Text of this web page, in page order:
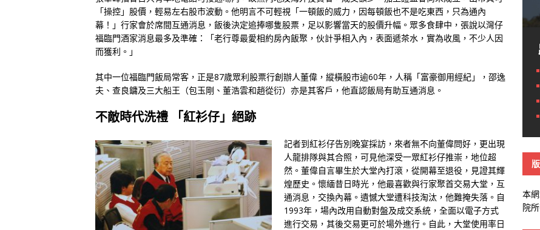
「操控」股價，輕易左右股市波動。他明言不可輕視「一頓飯的威力，因每頓飯也不是吃東西，只為通內
幕！」行家會於席間互通消息，飯後決定追捧哪隻股票，足以影響當天的股價升幅。眾多食肆中，張說以灣仔
福臨門酒家消息最多及準確：「老行尊最愛相約房內飯聚，伙計爭相入內，表面遞茶水，實為收風，不少人因
而獲利。」
其中一位福臨門飯局常客，正是87歲眾利股票行創辦人董偉，縱橫股市逾60年，人稱「富豪御用經紀」，邵逸
夫、查良鏞及三大船王（包玉剛、董浩雲和趙從衍）亦是其客戶，他直認飯局有助互通消息。
不敵時代洗禮 「紅衫仔」絕跡
記者到紅衫仔告別晚宴採訪，來者無不向董偉問好，更出現
人龍排隊與其合照，可見他深受一眾紅衫仔推崇，地位超
然。董偉自言畢生於大堂內打滾，從開幕至退役，見證其輝
煌歷史。懷緬昔日時光，他最喜歡與行家聚首交易大堂，互
通消息，交換內幕。遺憾大堂遭科技淘汰，他難掩失落。 自
1993年，場內改用自動對盤及成交系統，全面以電子方式
進行交易，其後交易更可於場外進行。 自此，大堂使用率日
本
院